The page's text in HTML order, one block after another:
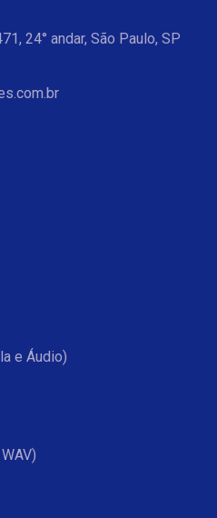
24° andar, São Paulo, SP
e Áudio)